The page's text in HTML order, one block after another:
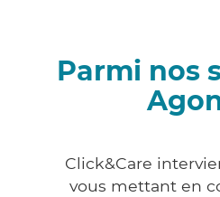
Parmi nos
Click&Care
vous mettant en